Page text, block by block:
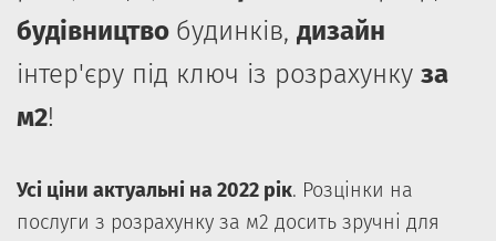
будівництво будинків, дизайн
інтер'єру під ключ із розрахунку за
м2!
Усі ціни актуальні на 2022 рік. Розцінки на
послуги з розрахунку за м2 досить зручні для